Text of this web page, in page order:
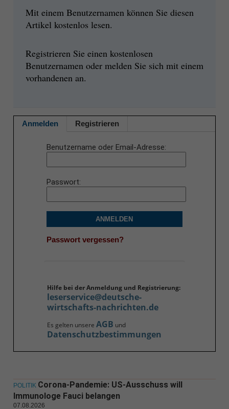
Mit einem Benutzernamen können Sie diesen
Artikel kostenlos lesen.
Registrieren Sie einen kostenlosen
Benutzernamen oder melden Sie sich mit einem
vorhandenen an.
Anmelden Registrieren
Benutzername oder Email-Adresse
Passwort
ANMELDEN
Passwort vergessen?
Hilfe bei der Anmeldung und Registrierung:
leserservice@deutsche-
wirtschafts-nachrichten.de
Es gelten unsere AGB und
Datenschutzbestimmungen
POLITIK Corona-Pandemie: US-Ausschuss will
Immunologe Fauci belangen
07.08.2026